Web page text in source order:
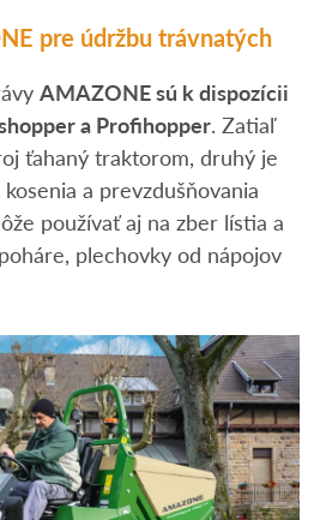
pre údržbu trávnatých
AMAZONE sú k dispozícii
a Profihopper. Zatiaľ
ťahaný traktorom, druhý je
a prevzdušňovania
používať aj na zber lístia a
plechovky od nápojov